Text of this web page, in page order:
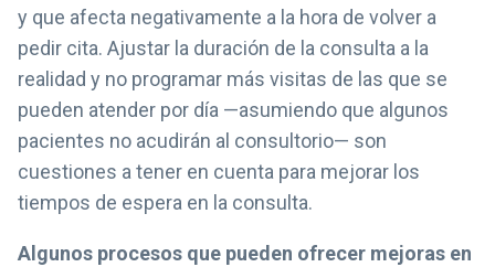
y que afecta negativamente a la hora de volver a
pedir cita. Ajustar la duración de la consulta a la
realidad y no programar más visitas de las que se
pueden atender por día —asumiendo que algunos
pacientes no acudirán al consultorio— son
cuestiones a tener en cuenta para mejorar los
tiempos de espera en la consulta.
Algunos procesos que pueden ofrecer mejoras en